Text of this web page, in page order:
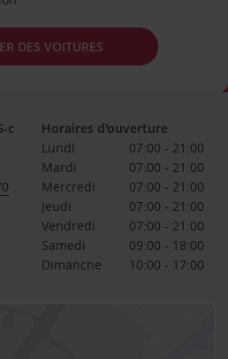
DES VOITURES
c
Horaires d'ouverture
Lundi
07:00 - 21:00
Mardi
07:00 - 21:00
Mercredi
07:00 - 21:00
Jeudi
07:00 - 21:00
Vendredi
07:00 - 21:00
Samedi
09:00 - 18:00
Dimanche
10:00 - 17:00